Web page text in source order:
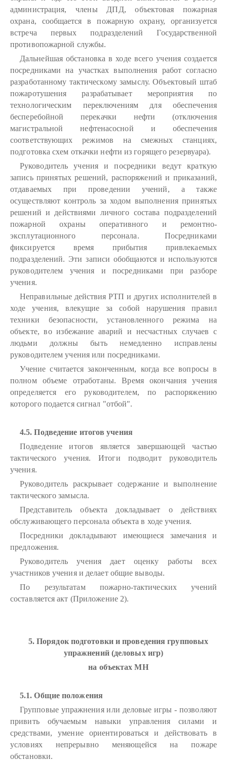
администрация, члены ДПД, объектовая пожарная
охрана, сообщается в пожарную охрану, организуется
встреча первых подразделений Государственной
противопожарной службы.
Дальнейшая обстановка в ходе всего учения создается
посредниками на участках выполнения работ согласно
разработанному тактическому замыслу. Объектовый штаб
пожаротушения разрабатывает мероприятия по
технологическим переключениям для обеспечения
бесперебойной перекачки нефти (отключения
магистральной нефтенасосной и обеспечения
соответствующих режимов на смежных станциях,
подготовка схем откачки нефти из горящего резервуара).
Руководитель учения и посредники ведут краткую
запись принятых решений, распоряжений и приказаний,
отдаваемых при проведении учений, а также
осуществляют контроль за ходом выполнения принятых
решений и действиями личного состава подразделений
пожарной охраны оперативного и ремонтно-
эксплутационного персонала. Посредниками
фиксируется время прибытия привлекаемых
подразделений. Эти записи обобщаются и используются
руководителем учения и посредниками при разборе
учения.
Неправильные действия РТП и других исполнителей в
ходе учения, влекущие за собой нарушения правил
техники безопасности, установленного режима на
объекте, во избежание аварий и несчастных случаев с
людьми должны быть немедленно исправлены
руководителем учения или посредниками.
Учение считается законченным, когда все вопросы в
полном объеме отработаны. Время окончания учения
определяется его руководителем, по распоряжению
которого подается сигнал "отбой".
4.5. Подведение итогов учения
Подведение итогов является завершающей частью
тактического учения. Итоги подводит руководитель
учения.
Руководитель раскрывает содержание и выполнение
тактического замысла.
Представитель объекта докладывает о действиях
обслуживающего персонала объекта в ходе учения.
Посредники докладывают имеющиеся замечания и
предложения.
Руководитель учения дает оценку работы всех
участников учения и делает общие выводы.
По результатам пожарно-тактических учений
составляется акт (Приложение 2).
5. Порядок подготовки и проведения групповых
упражнений (деловых игр)
на объектах МН
5.1. Общие положения
Групповые упражнения или деловые игры - позволяют
привить обучаемым навыки управления силами и
средствами, умение ориентироваться и действовать в
условиях непрерывно меняющейся на пожаре
обстановки.